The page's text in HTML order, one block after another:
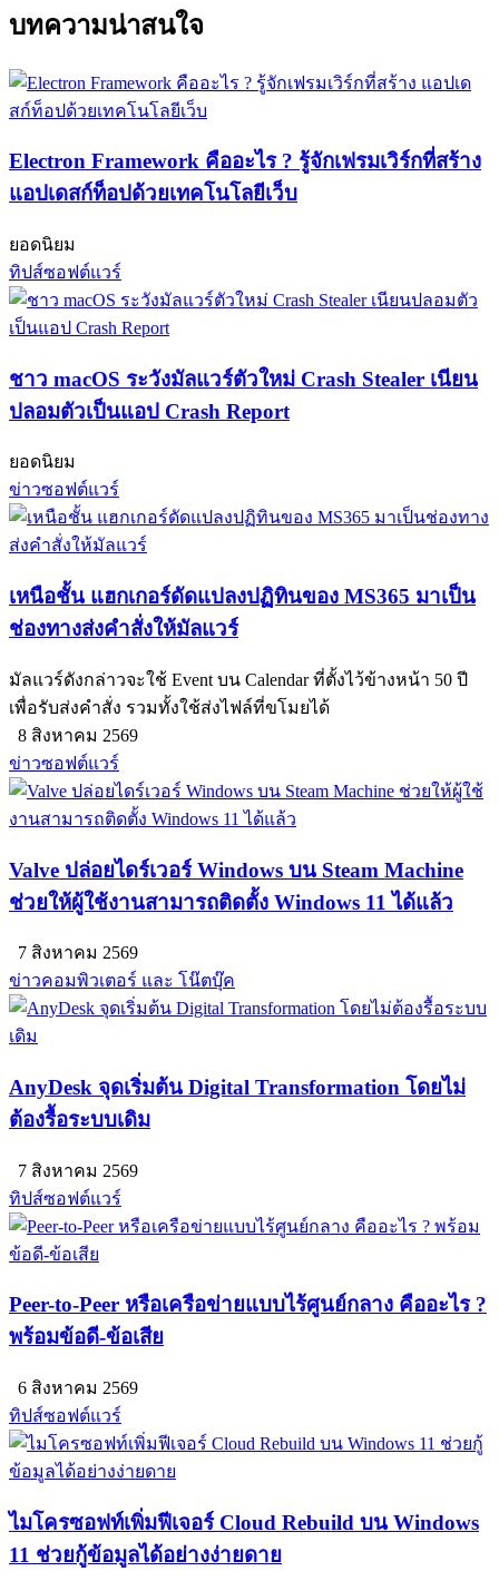
บทความน่าสนใจ
Electron Framework คืออะไร ? รู้จักเฟรมเวิร์กที่สร้าง
แอปเดสก์ท็อปด้วยเทคโนโลยีเว็บ
ยอดนิยม
ทิปส์ซอฟต์แวร์
ชาว macOS ระวังมัลแวร์ตัวใหม่ Crash Stealer เนียน
ปลอมตัวเป็นแอป Crash Report
ยอดนิยม
ข่าวซอฟต์แวร์
เหนือชั้น แฮกเกอร์ดัดแปลงปฏิทินของ MS365 มาเป็น
ช่องทางส่งคำสั่งให้มัลแวร์
มัลแวร์ดังกล่าวจะใช้ Event บน Calendar ที่ตั้งไว้ข้างหน้า 50 ปี
เพื่อรับส่งคำสั่ง รวมทั้งใช้ส่งไฟล์ที่ขโมยได้
8 สิงหาคม 2569
ข่าวซอฟต์แวร์
Valve ปล่อยไดร์เวอร์ Windows บน Steam Machine
ช่วยให้ผู้ใช้งานสามารถติดตั้ง Windows 11 ได้แล้ว
7 สิงหาคม 2569
ข่าวคอมพิวเตอร์ และ โน๊ตบุ๊ค
AnyDesk จุดเริ่มต้น Digital Transformation โดยไม่
ต้องรื้อระบบเดิม
7 สิงหาคม 2569
ทิปส์ซอฟต์แวร์
Peer-to-Peer หรือเครือข่ายแบบไร้ศูนย์กลาง คืออะไร ?
พร้อมข้อดี-ข้อเสีย
6 สิงหาคม 2569
ทิปส์ซอฟต์แวร์
ไมโครซอฟท์เพิ่มฟีเจอร์ Cloud Rebuild บน Windows
11 ช่วยกู้ข้อมูลได้อย่างง่ายดาย